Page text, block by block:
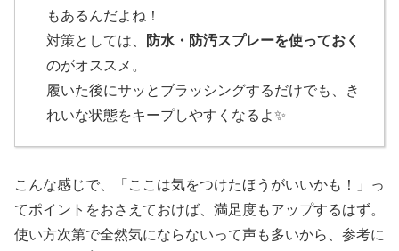
もあるんだよね！
対策としては、
防水・防汚スプレーを使っておく
のがオススメ。
履いた後にサッとブラッシングするだけでも、き
れいな状態をキープしやすくなるよ✨
こんな感じで、「ここは気をつけたほうがいいかも！」っ
てポイントをおさえておけば、満足度もアップするはず。
使い方次第で全然気にならないって声も多いから、参考に